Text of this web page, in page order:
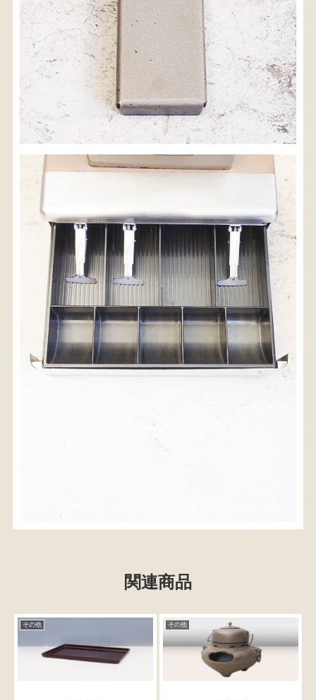
関連商品
その他 その他
検索
人気の検索キーワード
2980 松本民芸 水屋箪笥 小長火鉢 踏台
2678 李朝 箪笥 1601 b2770